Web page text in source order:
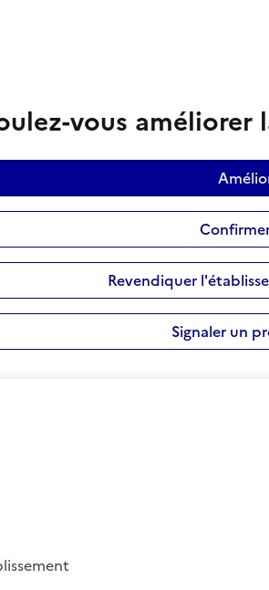
vous améliorer
Revendiquer
Signaler un